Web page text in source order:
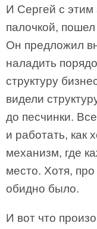
И Сергей с этим
палочкой,
Он предложил
наладить
структуру
видели
до песчинки.
и работать, как
механизм, где
место. Хотя,
обидно было.
И вот что